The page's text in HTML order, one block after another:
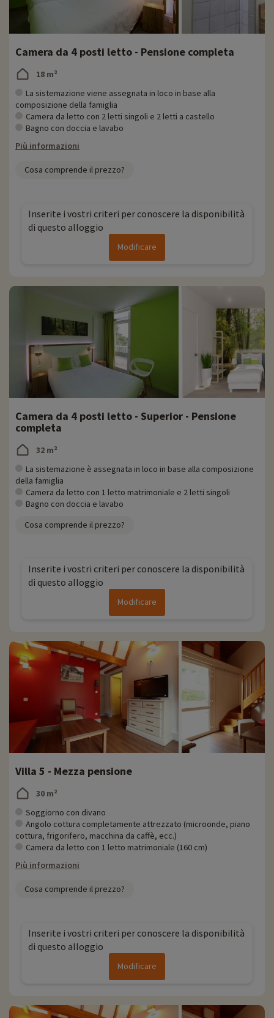
Camera da 4 posti letto - Pensione completa
18 m²
La sistemazione viene assegnata in loco in base alla
composizione della famiglia
Camera da letto con 2 letti singoli e 2 letti a castello
Bagno con doccia e lavabo
Più informazioni
Cosa comprende il prezzo?
Inserite i vostri criteri per conoscere la disponibilità
di questo alloggio
Modificare
Camera da 4 posti letto - Superior - Pensione
completa
32 m²
La sistemazione è assegnata in loco in base alla composizione
della famiglia
Camera da letto con 1 letto matrimoniale e 2 letti singoli
Bagno con doccia e lavabo
Cosa comprende il prezzo?
Inserite i vostri criteri per conoscere la disponibilità
di questo alloggio
Modificare
Villa 5 - Mezza pensione
30 m²
Soggiorno con divano
Angolo cottura completamente attrezzato (microonde, piano
cottura, frigorifero, macchina da caffè, ecc.)
Camera da letto con 1 letto matrimoniale (160 cm)
Più informazioni
Cosa comprende il prezzo?
Inserite i vostri criteri per conoscere la disponibilità
di questo alloggio
Modificare